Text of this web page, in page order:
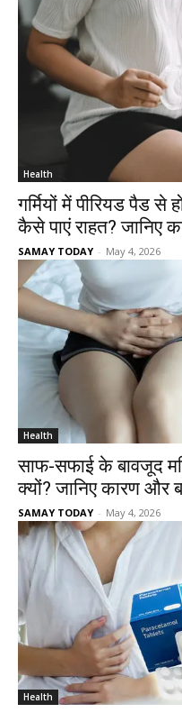
Health
गर्मियों में पीरियड पैड
कैसे पाएं राहत? जानिए
SAMAY TODAY - May 4, 2026
Health
साफ-सफाई के बावजूद
क्यों? जानिए कारण
SAMAY TODAY - May 4, 2026
Health